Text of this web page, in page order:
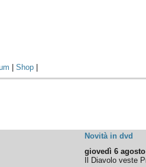
|Shop
Novità in dvd
giovedì 6 agosto
Il Diavolo veste